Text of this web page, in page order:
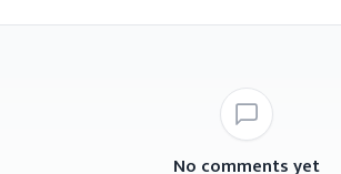
No comments yet